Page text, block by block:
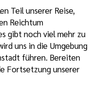
Teil unserer Reise,
Reichtum
gibt noch viel mehr zu
uns in die Umgebung
führen. Bereiten
Fortsetzung unserer